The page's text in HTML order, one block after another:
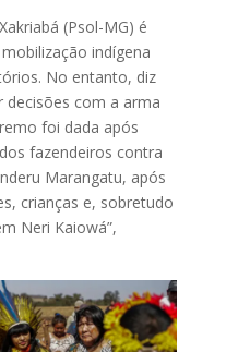
(Psol-MG) é
indígena
No entanto, diz
decisões com a arma
foi dada após
fazendeiros contra
Marangatu, após
crianças e, sobretudo
Neri Kaiowá”,